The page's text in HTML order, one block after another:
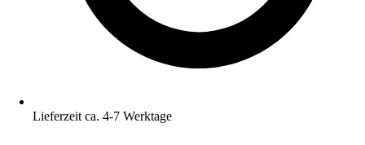
Lieferzeit ca. 4-7 Werktage